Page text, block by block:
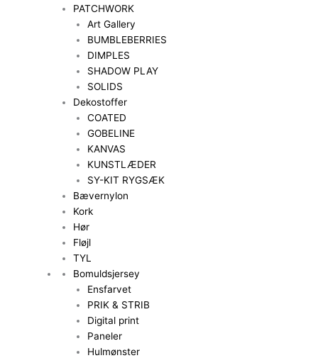
PATCHWORK
Art Gallery
BUMBLEBERRIES
DIMPLES
SHADOW PLAY
SOLIDS
Dekostoffer
COATED
GOBELINE
KANVAS
KUNSTLÆDER
SY-KIT RYGSÆK
Bævernylon
Kork
Hør
Fløjl
TYL
Bomuldsjersey
Ensfarvet
PRIK & STRIB
Digital print
Paneler
Hulmønster